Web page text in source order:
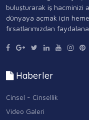
buluşturarak iş hacminizi
dünyaya açmak için
fırsatlarımızdan
Haberler
Cinsel - Cinsellik
Video Galeri